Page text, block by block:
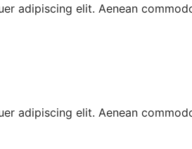
adipiscing elit. Aenean
adipiscing elit. Aenean